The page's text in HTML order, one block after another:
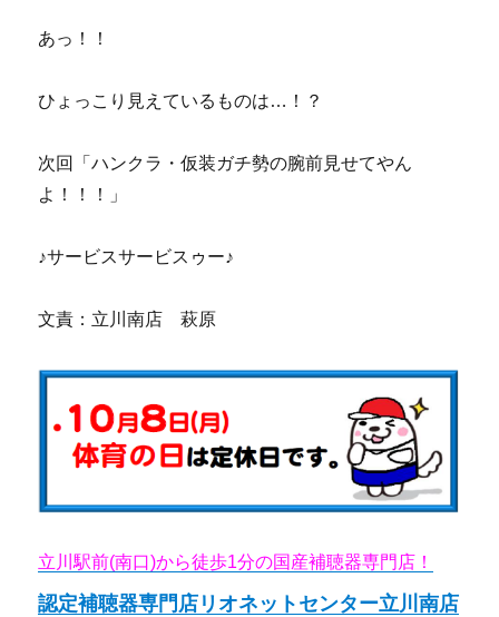
あっ！！
ひょっこり見えているものは…！？
次回「ハンクラ・仮装ガチ勢の腕前見せてやん
よ！！！」
♪サービスサービスゥー♪
文責：立川南店 萩原
立川駅前(南口)から徒歩1分の国産補聴器専門店！
認定補聴器専門店リオネットセンター立川南店